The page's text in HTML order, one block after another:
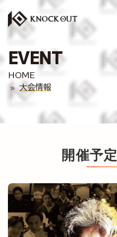
EVENT
HOME
大会情報
開催予